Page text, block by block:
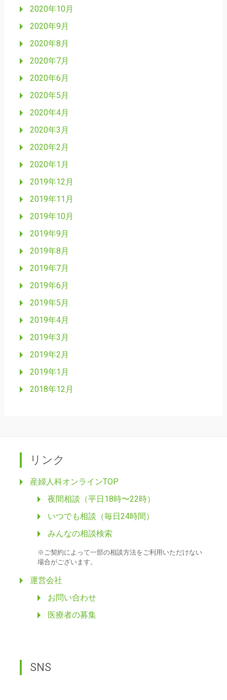
2020年10月
2020年9月
2020年8月
2020年7月
2020年6月
2020年5月
2020年4月
2020年3月
2020年2月
2020年1月
2019年12月
2019年11月
2019年10月
2019年9月
2019年8月
2019年7月
2019年6月
2019年5月
2019年4月
2019年3月
2019年2月
2019年1月
2018年12月
リンク
産婦人科オンラインTOP
夜間相談（平日18時〜22時）
いつでも相談（毎日24時間）
みんなの相談検索
※ご契約によって一部の相談方法をご利用いただけない
場合がございます。
運営会社
お問い合わせ
医療者の募集
SNS